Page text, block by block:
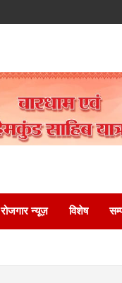
रोजगार न्यूज़ विशेष